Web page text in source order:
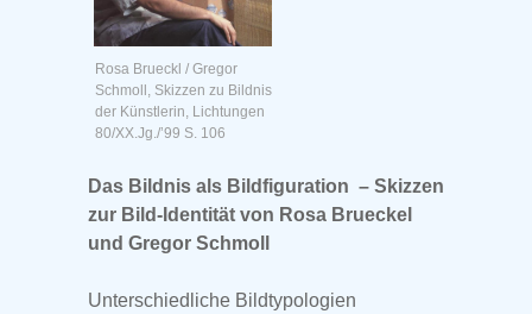
Rosa Brueckl / Gregor
Schmoll, Skizzen zu Bildnis
der Künstlerin, Lichtungen
80/XX.Jg./’99 S. 106
Das Bildnis als Bildfiguration – Skizzen
zur Bild-Identität von Rosa Brueckel
und Gregor Schmoll
Unterschiedliche Bildtypologien